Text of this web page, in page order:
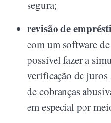
segura;
revisão de
com um software
possível fazer a
verificação de
de cobranças
em especial por